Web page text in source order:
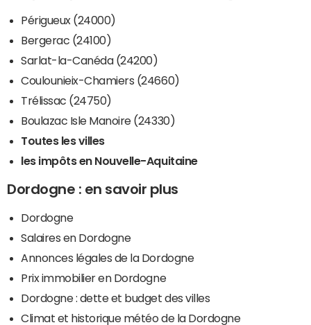
Périgueux (24000)
Bergerac (24100)
Sarlat-la-Canéda (24200)
Coulounieix-Chamiers (24660)
Trélissac (24750)
Boulazac Isle Manoire (24330)
Toutes les villes
les impôts en Nouvelle-Aquitaine
Dordogne : en savoir plus
Dordogne
Salaires en Dordogne
Annonces légales de la Dordogne
Prix immobilier en Dordogne
Dordogne : dette et budget des villes
Climat et historique météo de la Dordogne